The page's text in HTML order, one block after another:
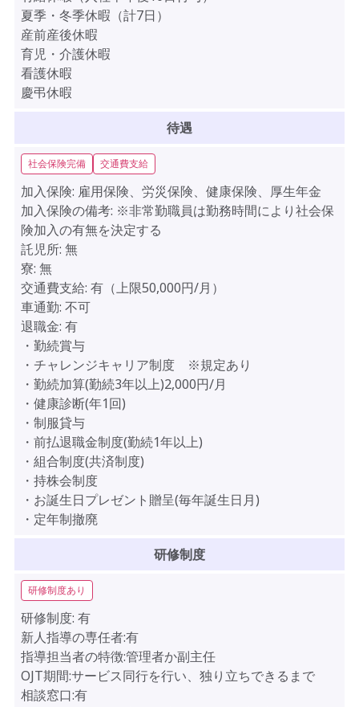
夏季・冬季休暇（計7日）
産前産後休暇
育児・介護休暇
看護休暇
慶弔休暇
待遇
社会保険完備 交通費支給
加入保険: 雇用保険、労災保険、健康保険、厚生年金
加入保険の備考: ※非常勤職員は勤務時間により社会保
険加入の有無を決定する
託児所: 無
寮: 無
交通費支給: 有（上限50,000円/月）
車通勤: 不可
退職金: 有
・勤続賞与
・チャレンジキャリア制度 ※規定あり
・勤続加算(勤続3年以上)2,000円/月
・健康診断(年1回)
・制服貸与
・前払退職金制度(勤続1年以上)
・組合制度(共済制度)
・持株会制度
・お誕生日プレゼント贈呈(毎年誕生日月)
・定年制撤廃
研修制度
研修制度あり
研修制度: 有
新人指導の専任者:有
指導担当者の特徴:管理者か副主任
OJT期間:サービス同行を行い、独り立ちできるまで
相談窓口:有